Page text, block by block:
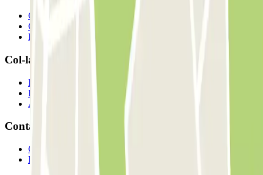
Qui som
Com funciona?
Els nostres pàrquings
Col-laborem?
Professionals
Proveïdor de pàrquing
Afiliat
Contacte
Contacta'ns
FAQ